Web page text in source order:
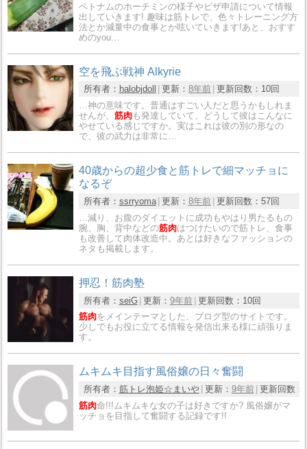
ベトナムのホーチミンの様子やビザ申請について情報
出していきます! 趣味は筋トレで、色々トレーニング方
法とか減量中の食事とか呟いていきます!あと、おすす
めのyou…
空を飛ぶ戦神 Alkyrie
所有者： halobjdoll 更新： 8年前 更新回数： 10回
…神の意味です。普通はすごい人だと思うかもしれま
せんが、筋肉も発達していて、どうして彼はこんなに
やせている感じですか。実はこれは彼の別の形なの
で、彼の武力は非常に…
40歳からの超少食と筋トレで細マッチョに
なるぞ
所有者： ssrryoma 更新： 8年前 更新回数： 57回
…減り、お腹のダイエットに成功もやはり男たるもの
腕、胸、背中などの筋肉はつけたいので筋トレ、食事
も改善して肉体改造中。あとは好きなファッションの
ネタも掲載します。
押忍！筋肉塾
所有者： seiG 更新： 9年前 更新回数： 10回
筋肉をメインテーマとした、ブログ型のサイトです。
少しでもお役に立てる情報を発信出来る様に頑張りま
す。
ムキムキ目指す風俗嬢の日々奮闘
所有者： 筋トレ泡姫☆まいや 更新： 9年前 更新回数：
筋肉命!!!ムキムキな女の子は好きですか? 風俗嬢がマ
ッチョを目指して奮闘する記録です!!